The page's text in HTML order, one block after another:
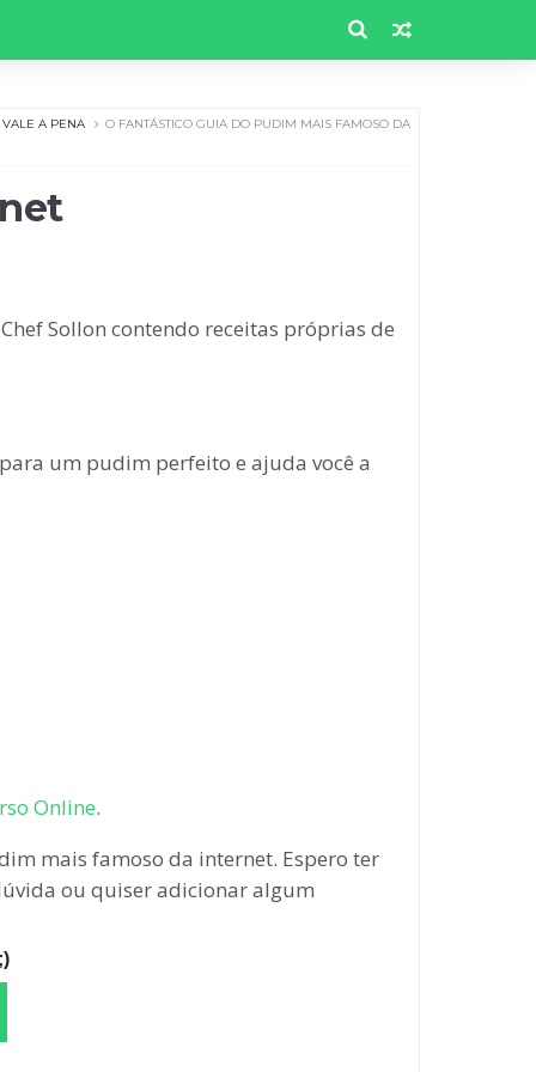
VALE A PENA
O FANTÁSTICO GUIA DO PUDIM MAIS FAMOSO DA
Sollon contendo receitas próprias de
um pudim perfeito e ajuda você a
Online.
mais famoso da internet. Espero ter
ou quiser adicionar algum